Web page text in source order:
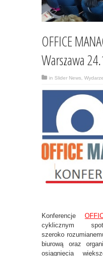
OFFICE
Warszawa
in Slider News,
Konferencje
cyklicznym
szeroko
biurową oraz
osiągnięcia